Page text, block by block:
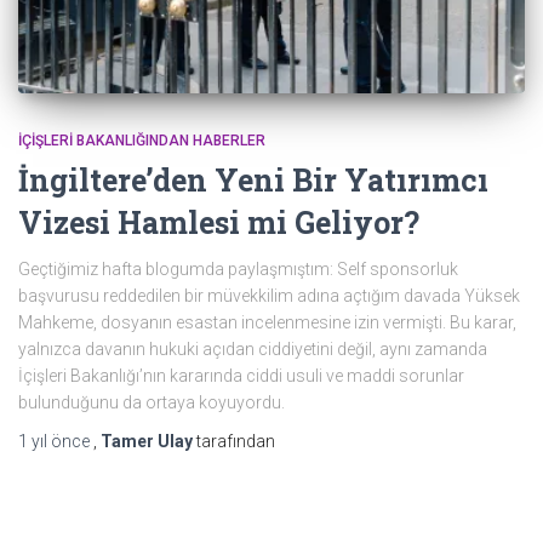
İÇIŞLERI BAKANLIĞINDAN HABERLER
İngiltere’den Yeni Bir Yatırımcı
Vizesi Hamlesi mi Geliyor?
Geçtiğimiz hafta blogumda paylaşmıştım: Self sponsorluk
başvurusu reddedilen bir müvekkilim adına açtığım davada Yüksek
Mahkeme, dosyanın esastan incelenmesine izin vermişti. Bu karar,
yalnızca davanın hukuki açıdan ciddiyetini değil, aynı zamanda
İçişleri Bakanlığı’nın kararında ciddi usuli ve maddi sorunlar
bulunduğunu da ortaya koyuyordu.
1 yıl önce Tamer Ulaytarafından